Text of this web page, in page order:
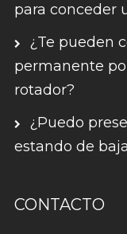
para conceder
¿Te pueden
permanente
rotador?
¿Puedo
estando de
CONTACTO